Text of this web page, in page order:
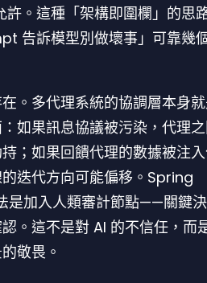
。這種「架構即圍欄」的思
告訴模型別做壞事」可靠幾
。多代理系統的協調層本身
如果訊息協議被污染，代理
；如果回饋代理的數據被注
迭代方向可能偏移。Spring
是加入人類審計節點——關鍵
。這不是對 AI 的不信任，而
敬畏。